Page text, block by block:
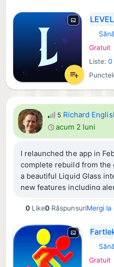
iOS
Gratuit
Liste: 0
5 Richard
acum 2 luni
I relaunched the app in
complete rebuild from the
a beautiful Liquid Glass
new features including
bands. I'm continuing to
and feature suggestions
The core features will
additional features
0Like0 RăspunsuriMergi
iOS
Gratuit